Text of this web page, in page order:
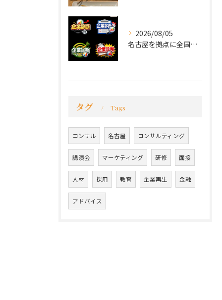
2026/08/05
名古屋を拠点に全国で活動する 経営コンサルタントの 毛利京申...
タグ Tags
コンサル 名古屋 コンサルティング
講演会 マーケティング 研修 面接
人材 採用 教育 企業再生 金融
アドバイス